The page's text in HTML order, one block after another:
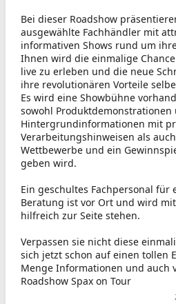
Bei dieser Roadshow
ausgewählte Fachhändler mit
informativen Shows rund um
Ihnen wird die einmalige
live zu erleben und die neue
ihre revolutionären Vorteile
Es wird eine Showbühne
sowohl Produktdemonstrationen
Hintergrundinformationen mit
Verarbeitungshinweisen als
Wettbewerbe und ein
geben wird.
Ein geschultes Fachpersonal für
Beratung ist vor Ort und wird
hilfreich zur Seite stehen.
Verpassen sie nicht diese
sich jetzt schon auf einen tollen
Menge Informationen und auch
Roadshow Spax on Tour